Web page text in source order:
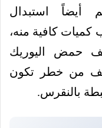
أيضاً استبدال
كميات كافية منه،
حمض اليوريك
من خطر تكون
بالنقرس.